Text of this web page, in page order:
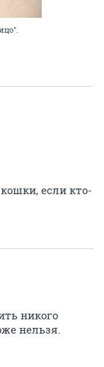
если кто-
никого
нельзя.